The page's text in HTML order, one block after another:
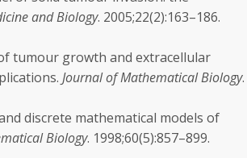
and Biology. 2005;22(2):163–186.
tumour growth and extracellular
Journal of Mathematical Biology.
discrete mathematical models of
Biology. 1998;60(5):857–899.